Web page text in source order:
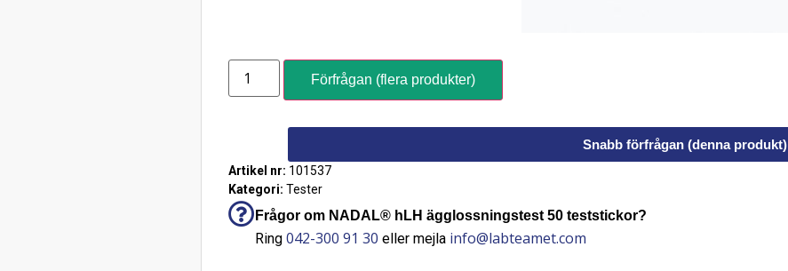
Förfrågan (flera produkter)
Snabb förfrågan (denna produkt)
Artikel nr: 101537
Kategori: Tester
Frågor om NADAL® hLH ägglossningstest 50 teststickor?
Ring 042-300 91 30 eller mejla info@labteamet.com